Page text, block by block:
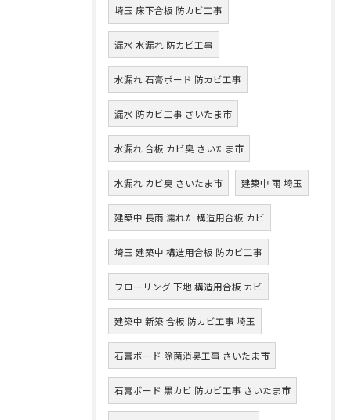
埼玉 床下合板 防カビ工事
漏水 水漏れ 防カビ工事
水漏れ 石膏ボード 防カビ工事
漏水 防カビ工事 さいたま市
水漏れ 合板 カビ臭 さいたま市
水漏れ カビ臭 さいたま市 建築中 雨 埼玉
建築中 長雨 濡れた 構造用合板 カビ
埼玉 建築中 構造用合板 防カビ工事
フローリング 下地 構造用合板 カビ
建築中 新築 合板 防カビ工事 埼玉
石膏ボード 除菌消臭工事 さいたま市
石膏ボード 黒カビ 防カビ工事 さいたま市